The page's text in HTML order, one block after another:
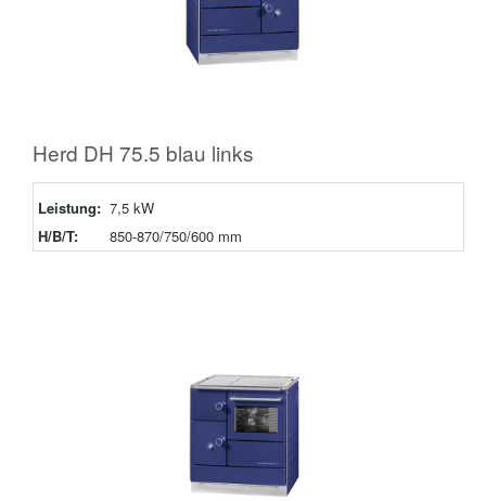
Herd DH 75.5 blau links
Leistung: 7,5 kW
H/B/T:
850-870/750/600 mm